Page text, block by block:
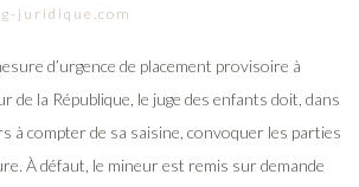
juridique.com
d’urgence de placement provisoire à
de la République, le juge des enfants doit, dans
à compter de sa saisine, convoquer les parties
À défaut, le mineur est remis sur demande